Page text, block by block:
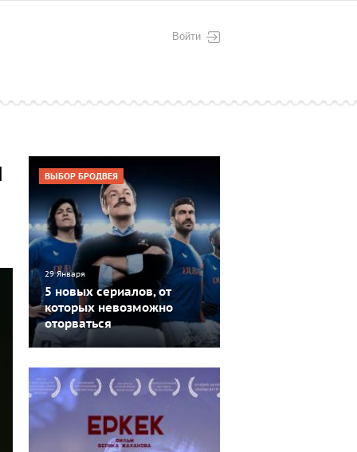
Войти
ВЫБОР БРОДВЕЯ
29 Января
5 новых сериалов, от
которых невозможно
оторваться